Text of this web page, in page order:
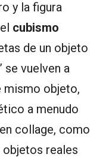
y la figura
cubismo
de un objeto
se vuelven a
mismo objeto,
a menudo
collage, como
reales